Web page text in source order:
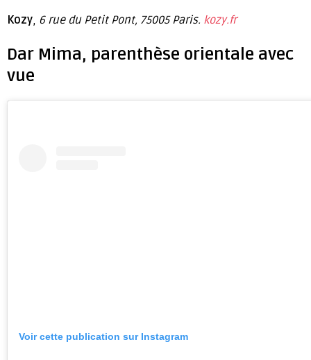
Kozy, 6 rue du Petit Pont, 75005 Paris. kozy.fr
Dar Mima, parenthèse orientale avec
vue
Voir cette publication sur Instagram